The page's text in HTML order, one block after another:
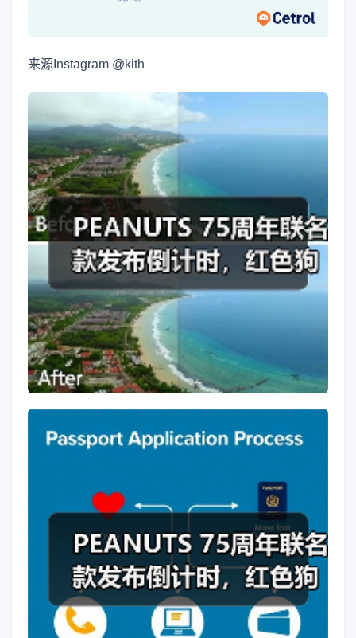
来源 Instagram @kith